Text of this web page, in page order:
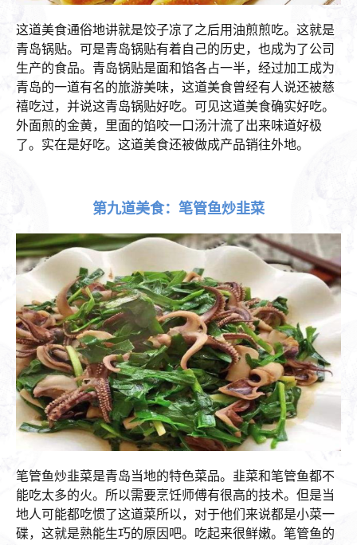
这道美食通俗地讲就是饺子凉了之后用油煎煎吃。这就是
青岛锅贴。可是青岛锅贴有着自己的历史，也成为了公司
生产的食品。青岛锅贴是面和馅各占一半，经过加工成为
青岛的一道有名的旅游美味，这道美食曾经有人说还被慈
禧吃过，并说这青岛锅贴好吃。可见这道美食确实好吃。
外面煎的金黄，里面的馅咬一口汤汁流了出来味道好极
了。实在是好吃。这道美食还被做成产品销往外地。
第九道美食：笔管鱼炒韭菜
笔管鱼炒韭菜是青岛当地的特色菜品。韭菜和笔管鱼都不
能吃太多的火。所以需要烹饪师傅有很高的技术。但是当
地人可能都吃惯了这道菜所以，对于他们来说都是小菜一
碟，这就是熟能生巧的原因吧。吃起来很鲜嫩。笔管鱼的